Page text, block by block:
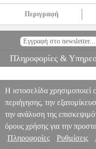
Περιγραφή
HAYDN  FLUTE
UNIVERSAL EDITIONS
ΒΙΒΛΙΑ ΠΝΕΥΣΤΩΝ
Πληροφορίες &
Η ιστοσελίδα χρησιμοποιεί
περιήγησης, την
την ανάλυση της
όρους χρήσης για την
Πληροφορίες
Ρυθμίσεις